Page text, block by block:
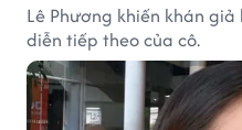
Lê Phương khiến khán
diễn tiếp theo của cô.